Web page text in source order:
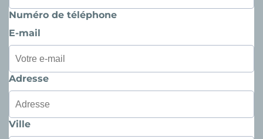
Numéro de téléphone
E-mail
Adresse
Ville